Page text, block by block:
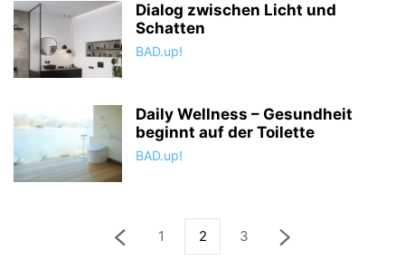
Dialog zwischen Licht und
Schatten
BAD.up!
Daily Wellness – Gesundheit
beginnt auf der Toilette
BAD.up!
1 2 3